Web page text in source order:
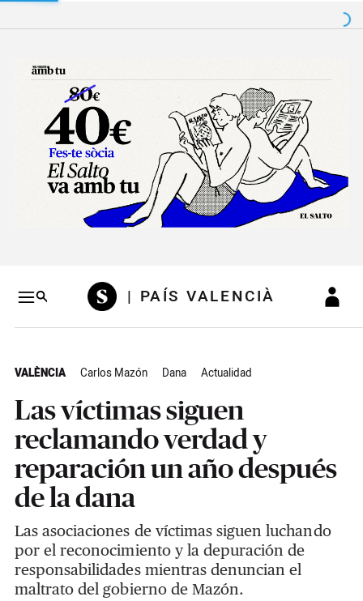
Salto a contenido
| PAÍS VALENCIÀ
VALÈNCIA Carlos Mazón Dana Actualidad
Las víctimas siguen
reclamando verdad y
reparación un año después
de la dana
Las asociaciones de víctimas siguen luchando
por el reconocimiento y la depuración de
responsabilidades mientras denuncian el
maltrato del gobierno de Mazón.